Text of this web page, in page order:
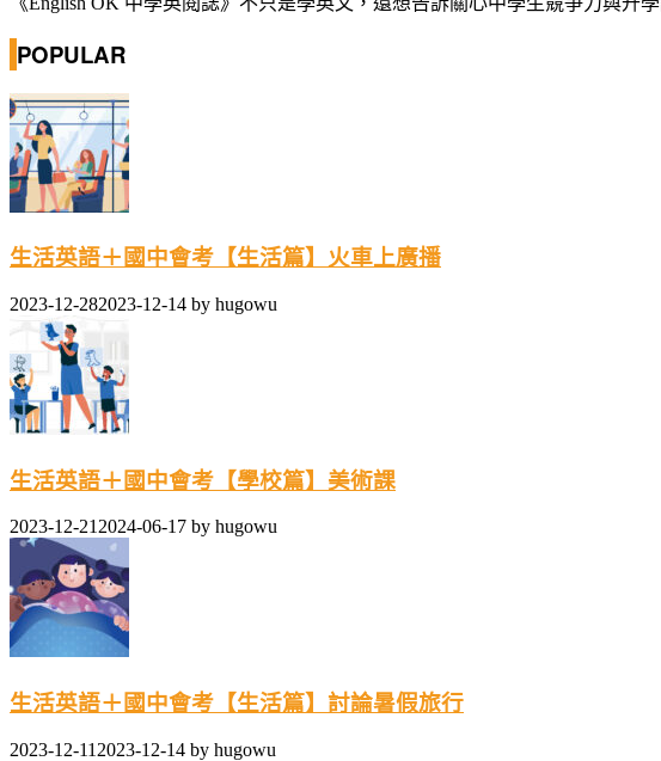
POPULAR
生活英語＋國中會考【生活篇】火車上廣播
2023-12-282023-12-14 by hugowu
生活英語＋國中會考【學校篇】美術課
2023-12-212024-06-17 by hugowu
生活英語＋國中會考【生活篇】討論暑假旅行
2023-12-11 2023-12-14 by hugowu